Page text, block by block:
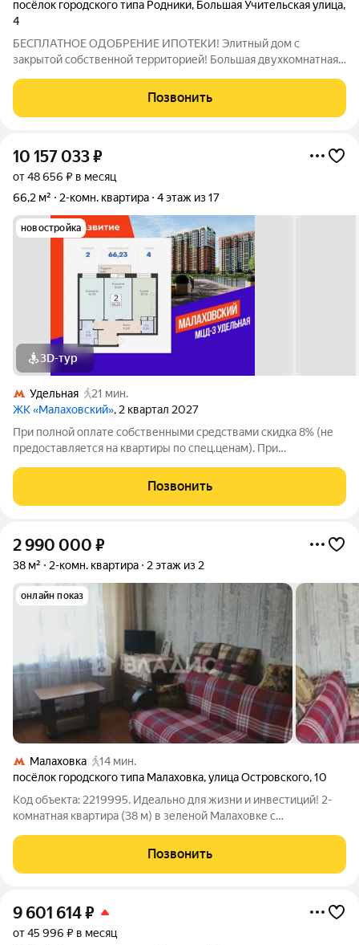
посёлок городского типа Родники, Большая Учительская улица,
4
БЕСПЛАТНОЕ ОДОБРЕНИЕ ИПОТЕКИ! Элитный дом с
закрытой собственной территорией! Большая двухкомнатная
вечерних посиделок! Чай с пирогом и
Позвонить
10 157 033₽
от 48 656 ₽ в месяц
66,2 м²
2-комн. квартира 4 этаж из 17
новостройка
3D-тур
Удельная
21 мин.
ЖК «Малаховский», 2 квартал 2027
При полной оплате собственными средствами скидка 8% (не
предоставляется на квартиры по спец.ценам). При
и до 6% по семейной ипотеке. У покупателя также есть право
воспользоваться скидкой в
Позвонить
2 990 000 ₽
38 м² 2-комн. квартира 2 этаж из 2
онлайн показ
Малаховка
14 мин.
посёлок городского типа Малаховка,улица Островского,10
Код объекта: 2219995. Идеально для жизни и инвестиций! 2-
комнатная квартира (38 м) в зеленой Малаховке с
инфраструктура! Рядом престижная гимназия в Удельной,
школы, детсады и магазины. В шаговой
Позвонить
9 601 614₽
от 45 996 ₽ в месяц